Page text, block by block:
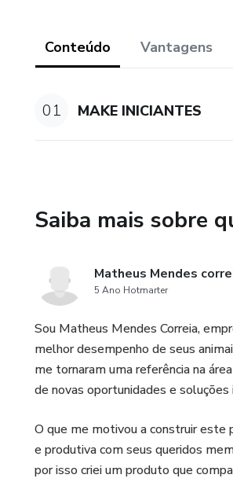
Conteúdo Vantagens
01 MAKE INICIANTES
Saiba mais sobre
Matheus Mendes
5 Ano Hotmarter
Sou Matheus Mendes Correia,
melhor desempenho de seus
me tornaram uma referência na
de novas oportunidades e soluções
O que me motivou a construir este
e produtiva com seus queridos
por isso criei um produto que